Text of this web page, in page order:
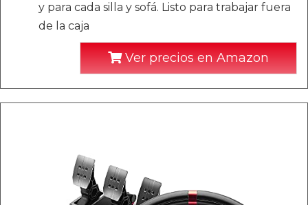
y para cada silla y sofá. Listo para trabajar fuera
de la caja
Ver precios en Amazon